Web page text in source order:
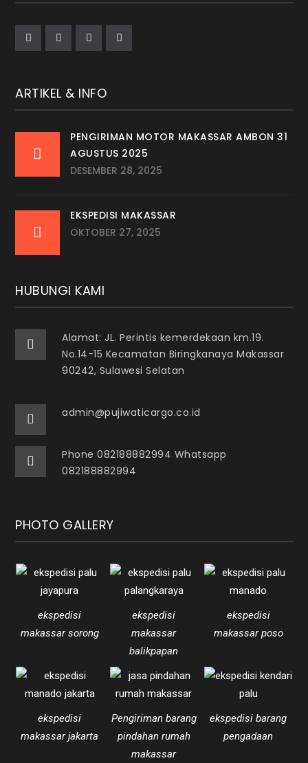
ARTIKEL & INFO
PENGIRIMAN MOTOR MAKASSAR AMBON 31
AGUSTUS 2025
DESEMBER 28, 2025
EKSPEDISI MAKASSAR
OKTOBER 27, 2025
HUBUNGI KAMI
Alamat: JL. Perintis kemerdekaan km.19.
No.14-15 Kecamatan Biringkanaya Makassar
90242, Sulawesi Selatan
admin@pujiwaticargo.co.id
Phone 082188882994 Whatsapp
082188882994
PHOTO GALLERY
ekspedisi
makassar sorong
ekspedisi
makassar
balikpapan
ekspedisi
makassar poso
ekspedisi
makassar jakarta
Pengiriman barang
pindahan rumah
makassar
ekspedisi barang
pengadaan